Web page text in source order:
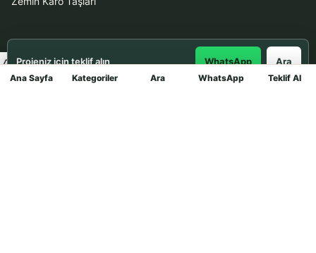
Ana Sayfa Kategoriler Ara WhatsApp Teklif Al
Hizmetler
Uygulama
Projeniz için teklif alın WhatsApp Ara